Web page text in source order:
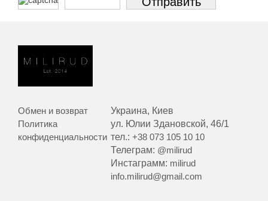
Обмен и возврат
Политика
конфиденциальности
Украина, Киев
ул. Юлии Здановской, 46/1
тел.:+38 073 105 10 10
Телеграм: @milirud
Инстаграмм: milirud
info.milirud@gmail.com